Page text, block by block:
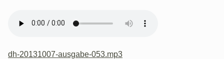
dh-20131007-ausgabe-053.mp3